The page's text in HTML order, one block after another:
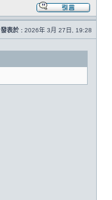
發表於 : 2026年 3月 27日, 19:28